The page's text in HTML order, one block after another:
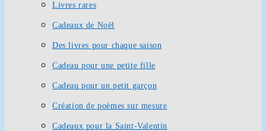
Livres rares
Cadeaux de Noël
Des livres pour chaque saison
Cadeau pour une petite fille
Cadeau pour un petit garçon
Création de poèmes sur mesure
Cadeaux pour la Saint-Valentin